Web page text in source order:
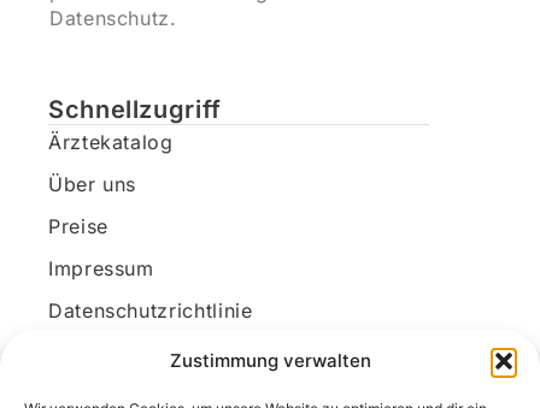
Zustimmung verwalten
Datenschutz.
Schnellzugriff
Ärztekatalog
Über uns
Preise
Impressum
Datenschutzrichtlinie
Kundenkonto